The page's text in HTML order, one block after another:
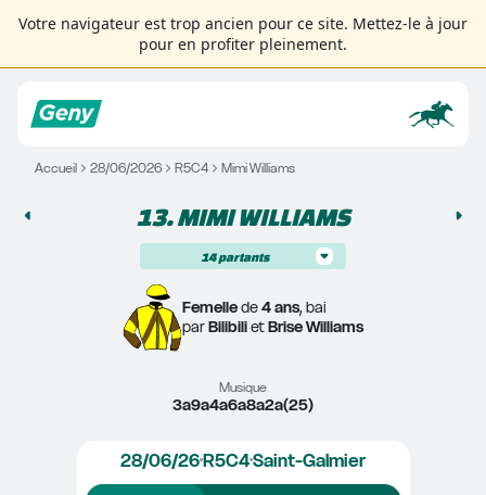
Votre navigateur est trop ancien pour ce site. Mettez-le à jour
pour en profiter pleinement.
Accueil 28/06/2026 R5C4 Mimi Williams
13. MIMI WILLIAMS
14 partants
Femelle de 4 ans, bai
par Bilibili et Brise Williams
Musique
3a9a4a6a8a2a(25)
28/06/26R5C4Saint-Galmier